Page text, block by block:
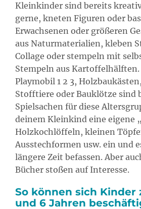
Kleinkinder sind bereits
gerne, kneten Figuren oder
Erwachsenen oder größeren
aus Naturmaterialien, kleben
Collage oder stempeln mit
Stempeln aus Kartoffelhälften.
Playmobil 1 2 3,
Stofftiere oder Bauklötze sind
Spielsachen für diese
deinem Kleinkind eine eigene
Holzkochlöffeln, kleinen
Ausstechformen usw. ein und
längere Zeit befassen. Aber
Bücher stoßen auf Interesse.
So können sich Kinder
und 6 Jahren